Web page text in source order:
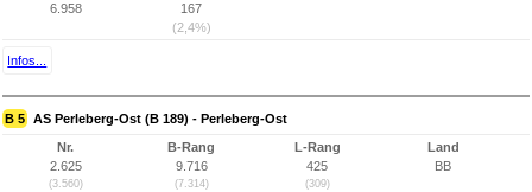
6.958
167
(2,4%)
Infos...
B 5 AS Perleberg-Ost (B 189) - Perleberg-Ost
Nr.
2.625
(3.560)
B-Rang
9.716
(7.314)
L-Rang
425
(309)
Land
BB